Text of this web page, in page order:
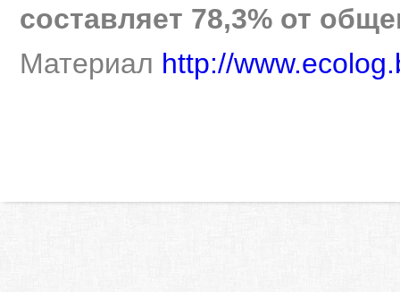
составляет 78,3% от
Материал http://